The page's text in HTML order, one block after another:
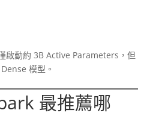
啟動約 3B Active Parameters，但
模型。
最推薦哪